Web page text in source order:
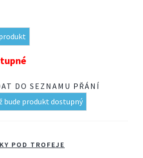
DO SEZNAMU PŘÁNÍ
bude produkt dostupný
POD TROFEJE